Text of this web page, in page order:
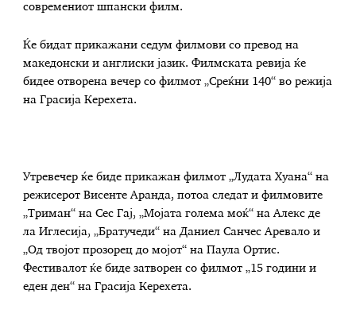
современиот шпански филм.
Ќе бидат прикажани седум филмови со превод на
македонски и англиски јазик. Филмската ревија ќе
бидее отворена вечер со филмот „Среќни 140“ во режија
на Грасија Керехета.
Утревечер ќе биде прикажан филмот „Лудата Хуана“ на
режисерот Висенте Аранда, потоа следат и филмовите
„Триман“ на Сес Гај, „Мојата голема моќ“ на Алекс де
ла Иглесија, „Братучеди“ на Даниел Санчес Аревало и
„Од твојот прозорец до мојот“ на Паула Ортис.
Фестивалот ќе биде затворен со филмот „15 години и
еден ден“ на Грасија Керехета.